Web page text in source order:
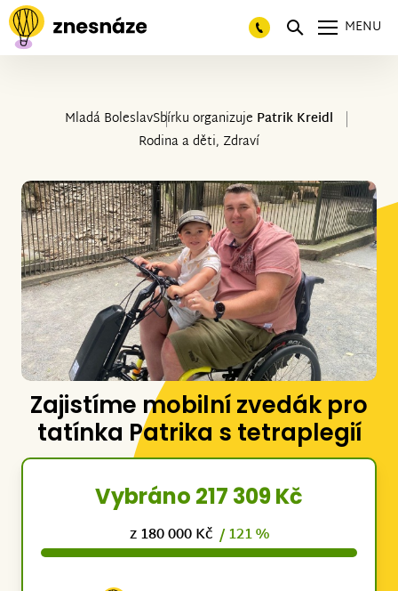
MENU
Mladá BoleslavSbírku organizuje Patrik Kreidl
Rodina a děti, Zdraví
Zajistíme mobilní zvedák pro
tatínka Patrika s tetraplegií
Vybráno 217 309 Kč
z 180 000 Kč / 121 %